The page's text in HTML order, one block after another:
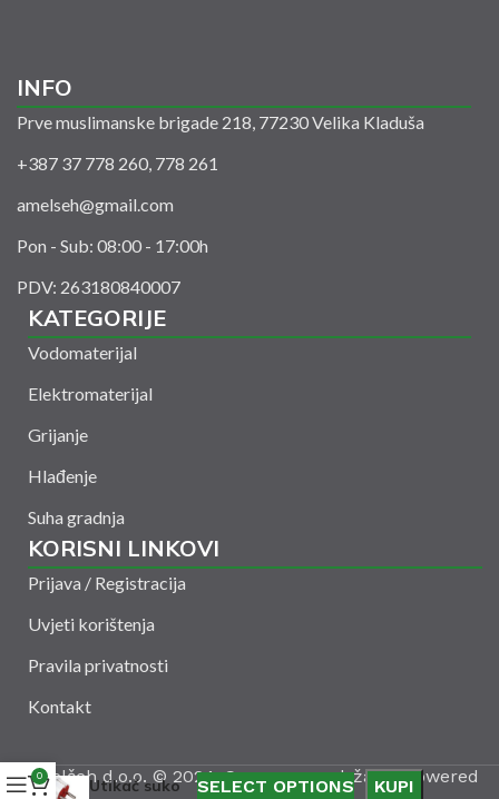
INFO
Prve muslimanske brigade 218, 77230 Velika Kladuša
+387 37 778 260, 778 261
amelseh@gmail.com
Pon - Sub: 08:00 - 17:00h
PDV: 263180840007
KATEGORIJE
Vodomaterijal
Elektromaterijal
Grijanje
Hlađenje
Suha gradnja
KORISNI LINKOVI
Prijava / Registracija
Uvjeti korištenja
Pravila privatnosti
Kontakt
Amelšeh d.o.o. © 2024. Sva prava zadržana. Powered
Utikač suko SELECT OPTIONS KUPI
0